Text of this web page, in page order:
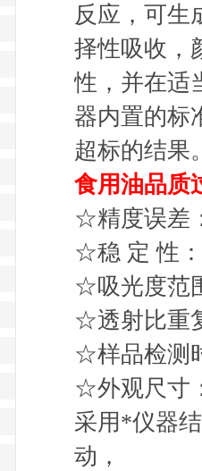
反应，可生
择性吸收，
性，并在适
器内置的标
超标的结果
食用油品质
☆精度误差
☆稳 定 性
☆吸光度范
☆透射比重
☆样品检测
☆外观尺寸
采用*仪器
动，